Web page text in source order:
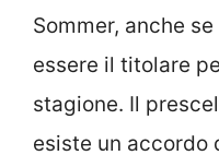
Sommer, anche
essere il titolare
stagione. Il
esiste un accordo